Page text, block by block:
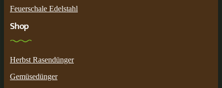
Feuerschale Edelstahl
Shop
Herbst Rasendünger
Gemüsedünger